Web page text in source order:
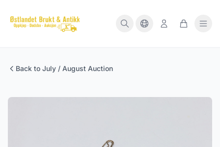
Back to July / August Auction